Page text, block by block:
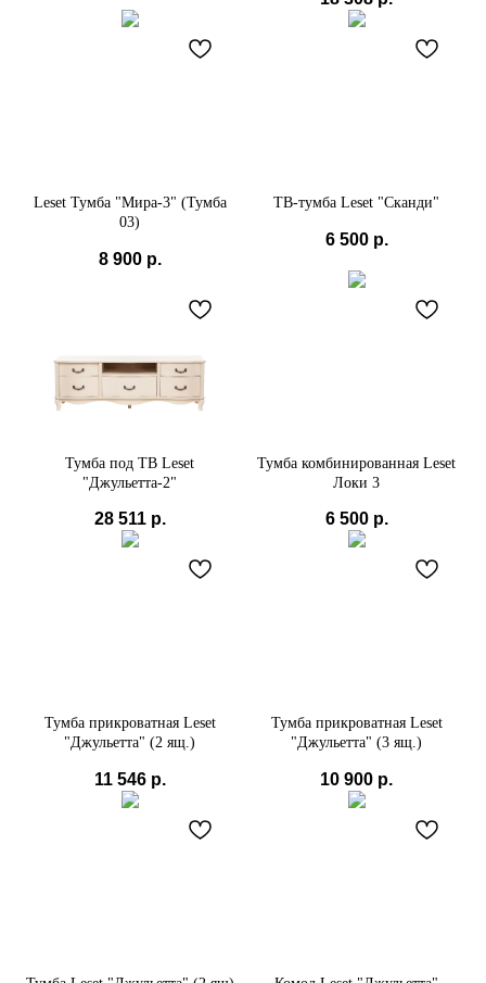
Leset Тумба "Мира-3" (Тумба
03)
8 900 р.
ТВ-тумба Leset "Сканди"
6 500 р.
Тумба под ТВ Leset
"Джульетта-2"
28 511 р.
Тумба комбинированная Leset
Локи 3
6 500 р.
Тумба прикроватная Leset
"Джульетта" (2 ящ.)
11 546 р.
Тумба прикроватная Leset
"Джульетта" (3 ящ.)
10 900 р.